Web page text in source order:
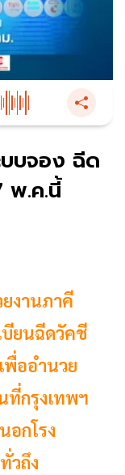
บบจอง ฉีด
พ.ค.นี้
งานภาคี
บียนฉีดวัคชี
พื่ออำนวย
ที่กรุงเทพฯ
อกโรง
วถึง